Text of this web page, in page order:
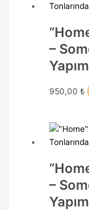
–
950,00 ₺
–